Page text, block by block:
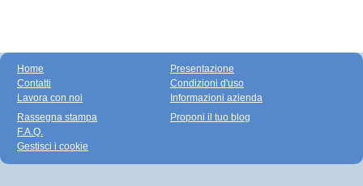
Home
Contatti
Lavora con noi
Presentazione
Condizioni d'uso
Informazioni azienda
Rassegna stampa
F.A.Q.
Gestisci i cookie
Proponi il tuo blog